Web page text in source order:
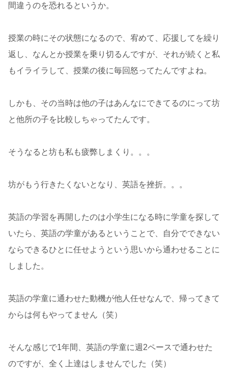
間違うのを恐れるというか。
授業の時にその状態になるので、宥めて、応援してを繰り
返し、なんとか授業を乗り切るんですが、それが続くと私
もイライラして、授業の後に毎回怒ってたんですよね。
しかも、その当時は他の子はあんなにできてるのにって坊
と他所の子を比較しちゃってたんです。
そうなると坊も私も疲弊しまくり。。。
坊がもう行きたくないとなり、英語を挫折。。。
英語の学習を再開したのは小学生になる時に学童を探して
いたら、英語の学童があるということで、自分でできない
ならできるひとに任せようという思いから通わせることに
しました。
英語の学童に通わせた動機が他人任せなんで、帰ってきて
からは何もやってません（笑）
そんな感じで1年間、英語の学童に週2ペースで通わせた
のですが、全く上達はしませんでした（笑）